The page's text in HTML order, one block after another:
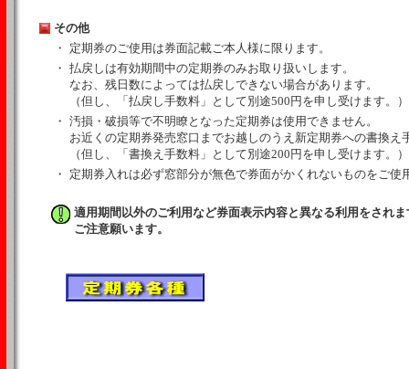
その他
・
定期券のご使用は券面記載ご本人様に限ります。
・ 払戻しは有効期間中の定期券のみお取り扱いします。
なお、残日数によっては払戻しできない場合があります。
（但し、「払戻し手数料」として別途500円を申し受けます。）
・ 汚損・破損等で不明瞭となった定期券は使用できません。
お近くの定期券発売窓口までお越しのうえ新定期券への書換え
（但し、「書換え手数料」として別途200円を申し受けます。）
・
定期券入れは必ず窓部分が無色で券面がかくれないものをご使
適用期間以外のご利用など券面表示内容と異なる利用をされ
ご注意願います。